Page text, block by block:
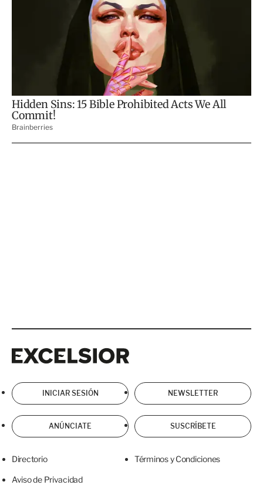
INICIAR SESIÓN NEWSLETTER
ANÚNCIATE SUSCRÍBETE
Directorio Términos y Condiciones
Aviso de Privacidad